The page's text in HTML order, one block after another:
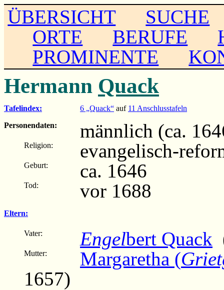
ÜBERSICHT
SUCHE
ORTE
BERUFE
PROMINENTE
Hermann Quack
Tafelindex: 6 „Quack“ auf 11 Anschlusstafeln
Personendaten:
männlich (ca.
Religion: evangelisch-
Geburt: ca. 1646
Tod: vor 1688
Eltern:
Vater: Engelbert Quack
Mutter: Margaretha (
1657)